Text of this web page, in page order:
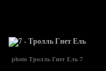
photo Тролль Гнет Ель 7